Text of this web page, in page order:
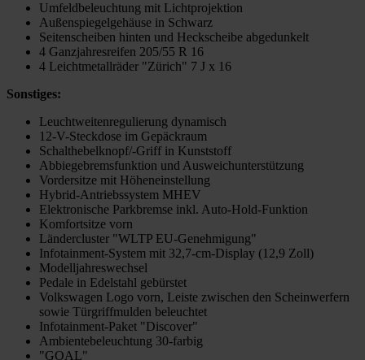
Umfeldbeleuchtung mit Lichtprojektion
Außenspiegelgehäuse in Schwarz
Seitenscheiben hinten und Heckscheibe abgedunkelt
4 Ganzjahresreifen 205/55 R 16
4 Leichtmetallräder "Zürich" 7 J x 16
Sonstiges:
Leuchtweitenregulierung dynamisch
12-V-Steckdose im Gepäckraum
Schalthebelknopf/-Griff in Kunststoff
Abbiegebremsfunktion und Ausweichunterstützung
Vordersitze mit Höheneinstellung
Hybrid-Antriebssystem MHEV
Elektronische Parkbremse inkl. Auto-Hold-Funktion
Komfortsitze vorn
Ländercluster "WLTP EU-Genehmigung"
Infotainment-System mit 32,7-cm-Display (12,9 Zoll)
Modelljahreswechsel
Pedale in Edelstahl gebürstet
Volkswagen Logo vorn, Leiste zwischen den Scheinwerfern
sowie Türgriffmulden beleuchtet
Infotainment-Paket "Discover"
Ambientebeleuchtung 30-farbig
"GOAL"